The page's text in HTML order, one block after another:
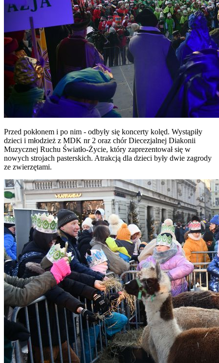
Przed pokłonem i po nim - odbyły się koncerty kolęd. Wystąpiły
dzieci i młodzież z MDK nr 2 oraz chór Diecezjalnej Diakonii
Muzycznej Ruchu Światło-Życie, który zaprezentował się w
nowych strojach pasterskich. Atrakcją dla dzieci były dwie zagrody
ze zwierzętami.